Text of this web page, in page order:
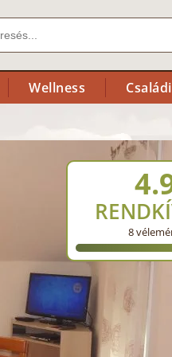
Wellness
8